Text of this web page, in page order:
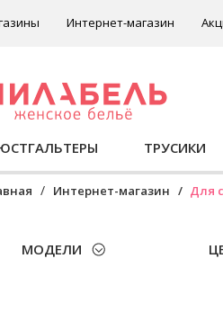
Интернет-магазин
ТРУСИКИ
Интернет-магазин Для
МОДЕЛИ